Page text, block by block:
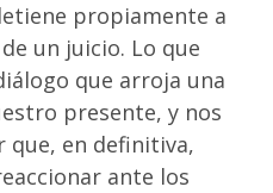
propiamente a
un juicio. Lo que
que arroja una
presente, y nos
que, en definitiva,
ante los